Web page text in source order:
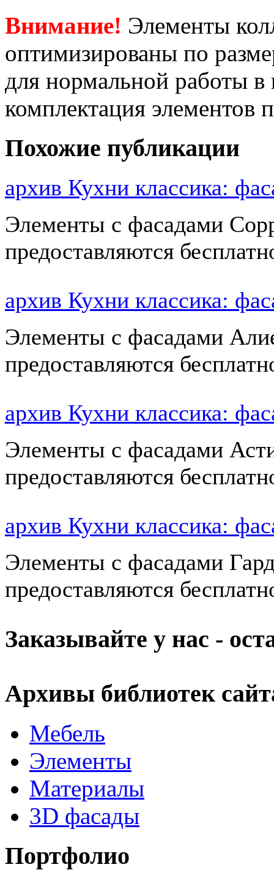
Внимание! Элементы
оптимизированы по
для нормальной работы
комплектация элементов
Похожие публикации
архив Кухни классика:
Элементы с фасадами
предоставляются
архив Кухни классика:
Элементы с фасадами
предоставляются
архив Кухни классика:
Элементы с фасадами
предоставляются
архив Кухни классика:
Элементы с фасадами
предоставляются
Заказывайте у нас -
Архивы библиотек
Мебель
Элементы
Материалы
3D фасады
Портфолио